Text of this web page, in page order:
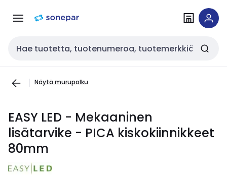
navigointiinsisältöön
Haku
Näytä murupolku
EASY LED - Mekaaninen
lisätarvike - PICA kiskokiinnikkeet
80mm